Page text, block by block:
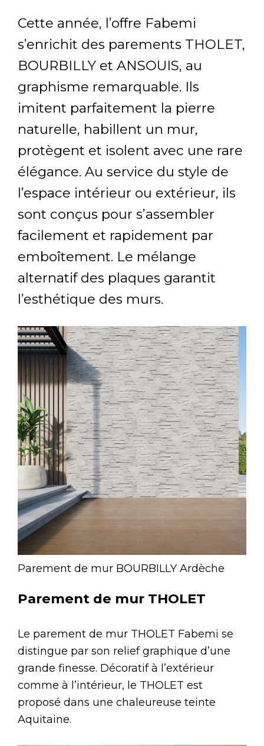
Cette année, l’offre Fabemi
s’enrichit des parements THOLET,
BOURBILLY et ANSOUIS, au
graphisme remarquable. Ils
imitent parfaitement la pierre
naturelle, habillent un mur,
protègent et isolent avec une rare
élégance. Au service du style de
l’espace intérieur ou extérieur, ils
sont conçus pour s’assembler
facilement et rapidement par
emboîtement. Le mélange
alternatif des plaques garantit
l’esthétique des murs.
Parement de mur BOURBILLY Ardèche
Parement de mur THOLET
Le parement de mur THOLET Fabemi se
distingue par son relief graphique d’une
grande finesse. Décoratif à l’extérieur
comme à l’intérieur, le THOLET est
proposé dans une chaleureuse teinte
Aquitaine.